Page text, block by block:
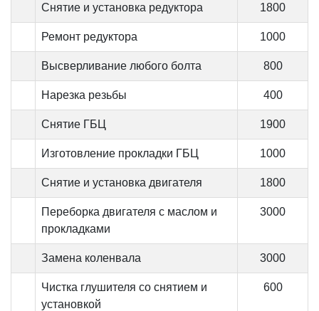
Снятие и установка редуктора 1800
Ремонт редуктора 1000
Высверливание любого болта 800
Нарезка резьбы 400
Снятие ГБЦ 1900
Изготовление прокладки ГБЦ 1000
Снятие и установка двигателя 1800
Переборка двигателя с маслом и
прокладками
3000
Замена коленвала 3000
Чистка глушителя со снятием и
установкой
600